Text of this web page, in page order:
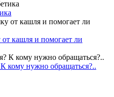
кашля и помогает ли
кому нужно обращаться?..